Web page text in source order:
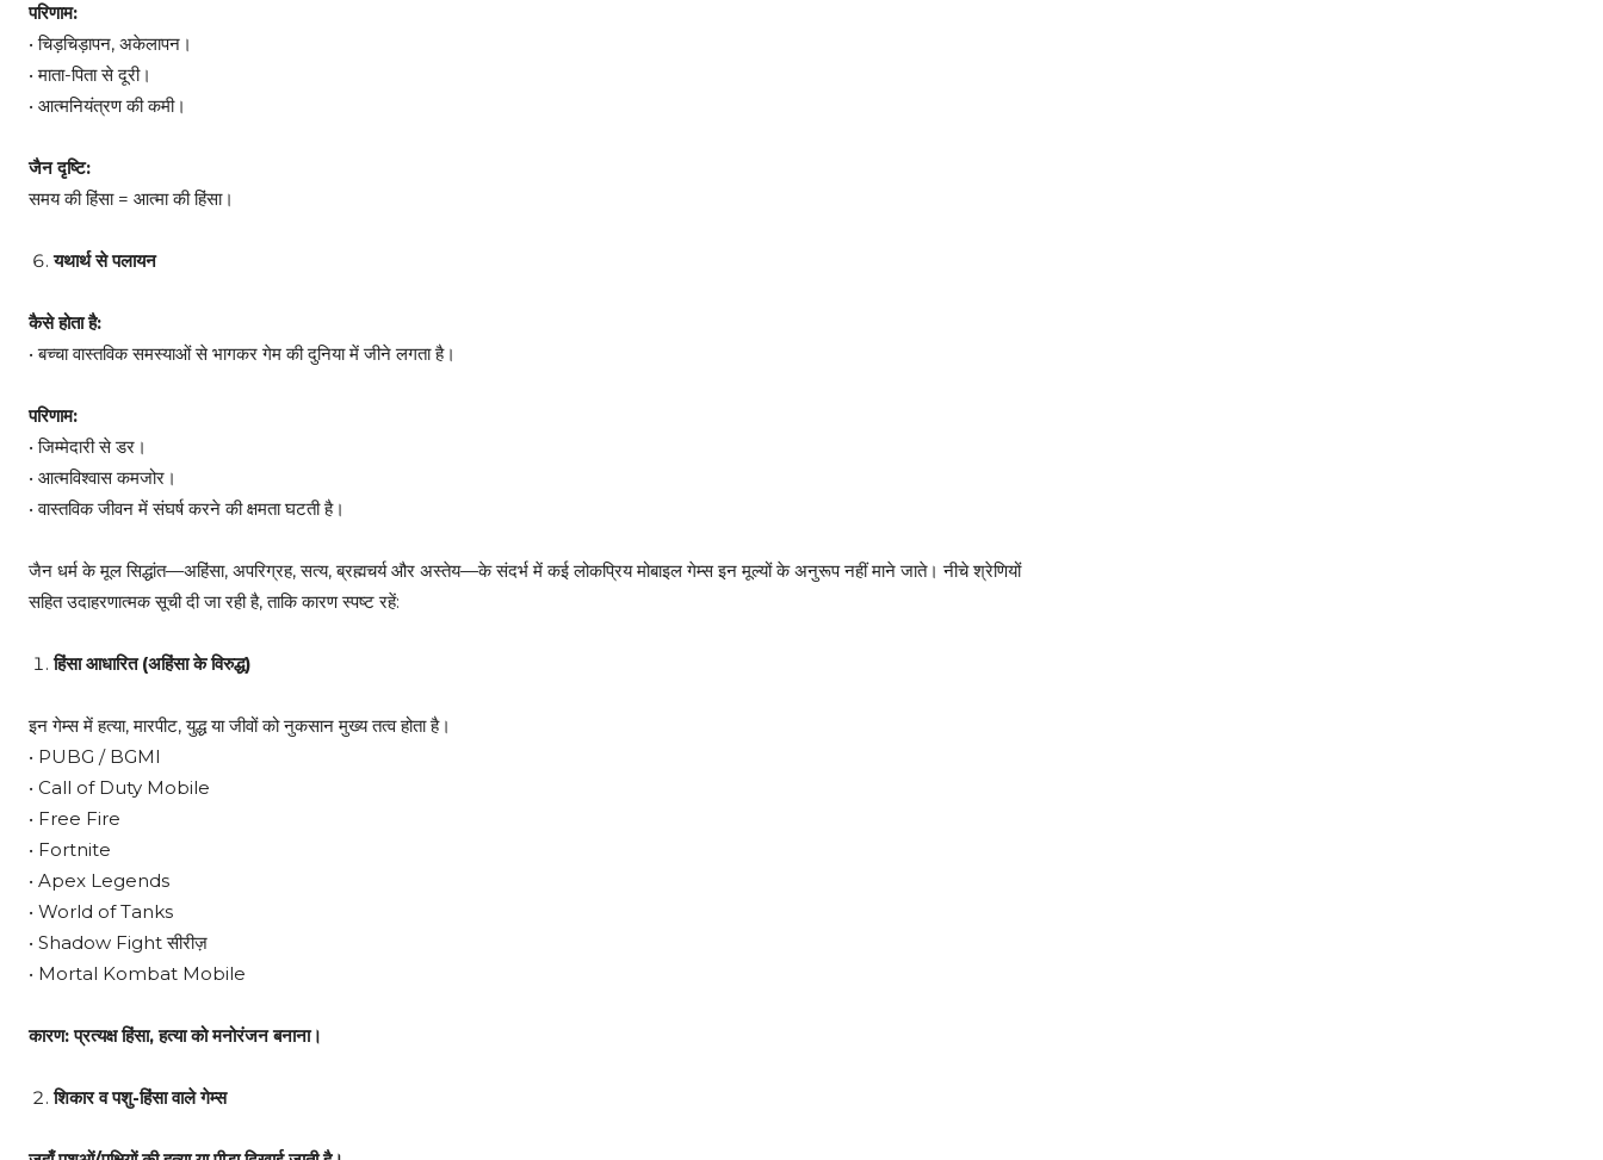
परिणाम:
• चिड़चिड़ापन, अकेलापन।
• माता-पिता से दूरी।
• आत्मनियंत्रण की कमी।
जैन दृष्टि:
समय की हिंसा = आत्मा की हिंसा।
यथार्थ से पलायन
कैसे होता है:
• बच्चा वास्तविक समस्याओं से भागकर गेम की दुनिया में जीने लगता है।
परिणाम:
• जिम्मेदारी से डर।
• आत्मविश्वास कमजोर।
• वास्तविक जीवन में संघर्ष करने की क्षमता घटती है।
जैन धर्म के मूल सिद्धांत—अहिंसा, अपरिग्रह, सत्य, ब्रह्मचर्य और अस्तेय—के संदर्भ में कई लोकप्रिय मोबाइल गेम्स इन मूल्यों के अनुरूप नहीं माने जाते। नीचे श्रेणियों
सहित उदाहरणात्मक सूची दी जा रही है, ताकि कारण स्पष्ट रहें:
हिंसा आधारित (अहिंसा के विरुद्ध)
इन गेम्स में हत्या, मारपीट, युद्ध या जीवों को नुकसान मुख्य तत्व होता है।
• PUBG / BGMI
• Call of Duty Mobile
• Free Fire
• Fortnite
• Apex Legends
• World of Tanks
• Shadow Fight सीरीज़
• Mortal Kombat Mobile
कारण: प्रत्यक्ष हिंसा, हत्या को मनोरंजन बनाना।
शिकार व पशु-हिंसा वाले गेम्स